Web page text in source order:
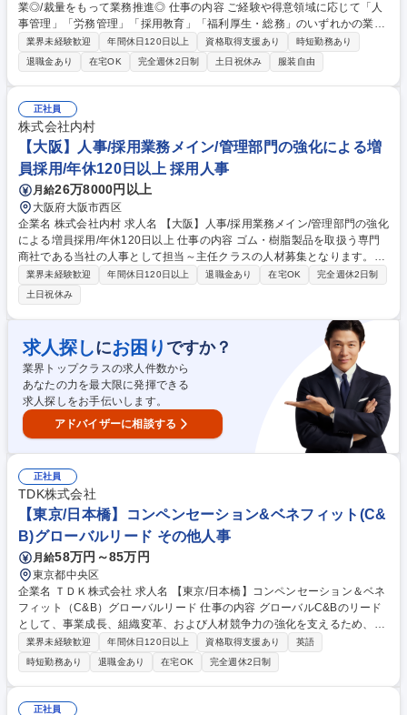
業◎/裁量をもって業務推進◎ 仕事の内容 ご経験や得意領域に応じて「人
事管理」「労務管理」「採用教育」「福利厚生・総務」のいずれかの業務
をお任せします。現場マネジメント層と連携し、組織の成長を支える役割
です。 以下のいずれかからスタートし、将来的には幅広い業務を経験しま
す。 (1)人事管理:異動・配置、評価、人員・人件費計画 (2)労務管理:労働
組合窓口、労使協議会運営、勤怠等の環境整備 (3)採用教育:新卒・中途採
用の企画実行、教育企画、昇格試験運営 (4)福利厚生・総務:寮・社宅の管
理、各種制度運営 募集職種 【日野/人事総務】労務・採用担当/長期就業◎/
裁量をもって業務推進◎
業界未経験歓迎 年間休日120日以上 資格取得支援あり
時短勤務あり
退職金あり
在宅OK 完全週休2日制 土日祝休み 服装自由
正社員
株式会社内村
【大阪】人事/採用業務メイン/管理部門の強化による増
員採用/年休120日以上 採用人事
月給26万8000円以上
大阪府大阪市西区
企業名 株式会社内村 求人名 【大阪】人事/採用業務メイン/管理部門の強化
による増員採用/年休120日以上 仕事の内容 ゴム・樹脂製品を取扱う専門
商社である当社の人事として担当～主任クラスの人材募集となります。入
社後は採用業務や育成業務を中心にお任せし、後に人事労務も経験してい
ただきます。今回の募集では特に新卒採用 を通年担当いただける方を求め
ております。尚、総合職としてご入社をいただくため、責任の範囲や職務
の幅は広く、その責任を感じながら、会社を発展させるために、自ら考え
行動できる方を求めております。 【採用背景】現状、2名で採用や教育制
度運用を行っている状況ですが、順調な事業拡大に伴い、管理部門の強化
を行っています。当面は人事採用・労務を担当職務としてお任せします。
募集職種 【大阪】人事/採用業務メイン/管理部門の強化による増員採用/年
休120日以上
業界未経験歓迎 年間休日120日以上 退職金あり 在宅OK
完全週休2日制
土日祝休み
求人探しにお困り ですか？
業界トップクラスの求人件数から
あなたの力を最大限に発揮できる
求人探しをお手伝いします。
アドバイザーに相談する
正社員
TDK株式会社
【東京/日本橋】コンペンセーション&ベネフィット(C&
B)グローバルリード その他人事
月給58万円～85万円
東京都中央区
企業名 ＴＤＫ株式会社 求人名 【東京/日本橋】コンペンセーション＆ベネ
フィット（C&B）グローバルリード 仕事の内容 グローバルC&Bのリード
として、事業成長、組織変革、および人材競争力の強化を支えるため、グ
ローバル全体の「トータル・リワード」および「モビリティ」戦略の策
定・推進・ガバナンスをお任せいたします。 ＜グローバル報酬戦略＞・事
業目的および人財戦略と連動した、グローバルな報酬・福利厚生（C&B）
戦略の策定と遂行。 ＜報酬管理＞・グローバルな給与体系、ジョブ・アー
キテクチャ、グレーディング（等級）の枠組み、およびベンチマーク・プ
業界未経験歓迎 年間休日120日以上 資格取得支援あり
英語
時短勤務あり
退職金あり 在宅OK 完全週休2日制
正社員